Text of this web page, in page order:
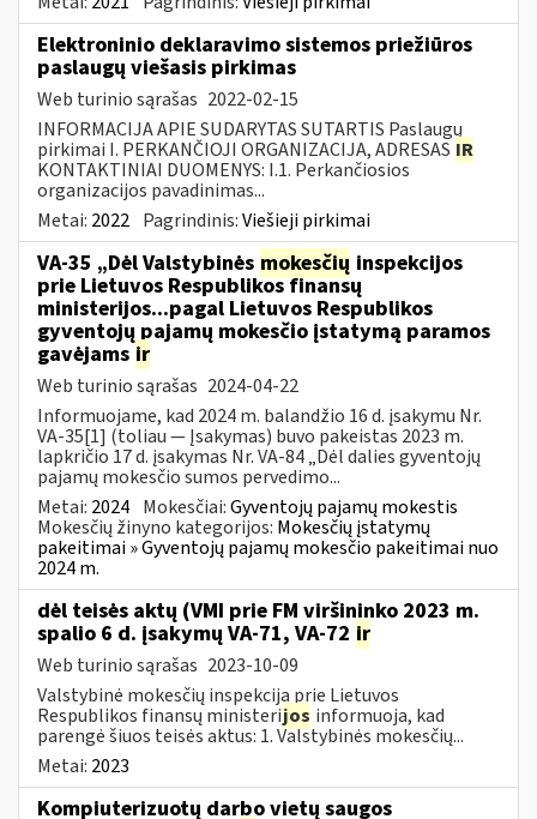
Elektroninio deklaravimo sistemos priežiūros
paslaugų viešasis pirkimas
Web turinio sąrašas 2022-02-15
INFORMACIJA APIE SUDARYTAS SUTARTIS Paslaugų
pirkimai I. PERKANČIOJI ORGANIZACIJA, ADRESAS IR
KONTAKTINIAI DUOMENYS: I.1. Perkančiosios
organizacijos pavadinimas...
Metai: 2022 Pagrindinis:Viešieji pirkimai
VA-35 „Dėl Valstybinės mokesčių inspekcijos
prie Lietuvos Respublikos finansų
ministerijos...pagal Lietuvos Respublikos
gyventojų pajamų mokesčio įstatymą paramos
gavėjams ir
Web turinio sąrašas 2024-04-22
Informuojame, kad 2024 m. balandžio 16 d. įsakymu Nr.
VA-35[1] (toliau — Įsakymas) buvo pakeistas 2023 m.
lapkričio 17 d. įsakymas Nr. VA-84 „Dėl dalies gyventojų
pajamų mokesčio sumos pervedimo...
Metai: 2024 Mokesčiai:Gyventojų pajamų mokestis
Mokesčių žinyno kategorijos: Mokesčių įstatymų
pakeitimai » Gyventojų pajamų mokesčio pakeitimai nuo
2024 m.
dėl teisės aktų (VMI prie FM viršininko 2023 m.
spalio 6 d. įsakymų VA-71, VA-72 ir
Web turinio sąrašas 2023-10-09
Valstybinė mokesčių inspekcija prie Lietuvos
Respublikos finansų ministerijos informuoja, kad
parengė šiuos teisės aktus: 1. Valstybinės mokesčių...
Metai: 2023
Kompiuterizuotų darbo vietų saugos